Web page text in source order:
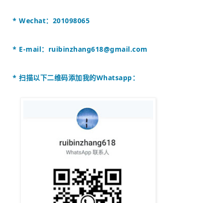
* Wechat：201098065
* E-mail： ruibinzhang618@gmail.com
* 扫描以下二维码添加我的Whatsapp：